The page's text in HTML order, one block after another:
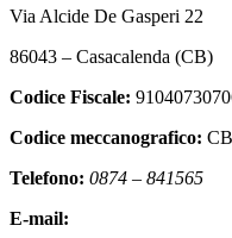
Via Alcide De Gasperi 22
86043 – Casacalenda (CB)
Codice Fiscale:
Codice meccanografico:
Telefono: 0874 – 841565
E-mail: